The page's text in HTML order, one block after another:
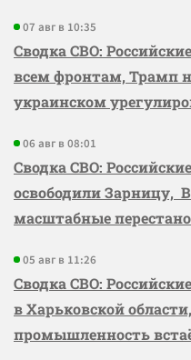
07 авг в 10:35
Сводка СВО:
всем фронтам, Трамп
украинском
06 авг в 08:01
Сводка СВО:
освободили Зарницу,
масштабные
05 авг в 11:26
Сводка СВО:
в Харьковской
промышленность